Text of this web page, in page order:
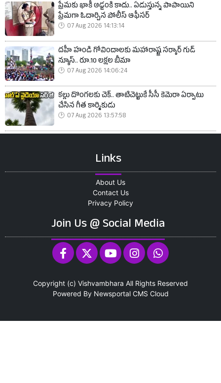
ప్రేమకు ఖాకీ అడ్డంకి కాదు.. ఏడుస్తున్న పాపాయిని
ప్రేమగా ఓదార్చిన పోలీస్ ఆఫీసర్
07 Aug 2026 14:13:14
దహీ హండి గోవిందాలకు మహారాష్ట్ర సర్కార్ గుడ్
న్యూస్.. రూ.10 లక్షల బీమా
07 Aug 2026 14:06:24
కల్లు దొంగలకు చెక్.. తాటిచెట్టుకే సీసీ కెమెరా ఏర్పాటు
చేసిన గీత కార్మికుడు
07 Aug 2026 13:57:58
Links
About Us
Contact Us
Privacy Policy
Join Us @ Social Media
Copyright (c) Vishvambhara All Rights Reserved
Powered By Newsportal CMS Cloud